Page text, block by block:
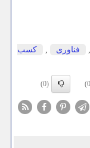
, فناوری ,
كسب
(0)